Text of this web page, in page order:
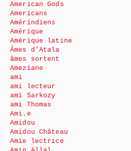
American Gods
Americans
Amérindiens
Amérique
Amérique latine
Âmes d’Atala
âmes sortent
Ameziane
ami
ami lecteur
ami Sarkozy
ami Thomas
Ami.e
Amidou
Amidou Château
Amie lectrice